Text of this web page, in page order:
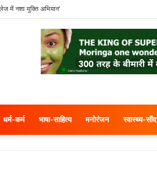
में नशा मुक्ति अभियान’
धर्म-कर्म भाषा-साहित्य मनोरंजन स्वास्थ्य-